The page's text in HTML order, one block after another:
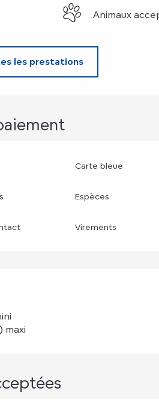
Animaux
les prestations
Carte bleue
Espèces
Virements
maxi